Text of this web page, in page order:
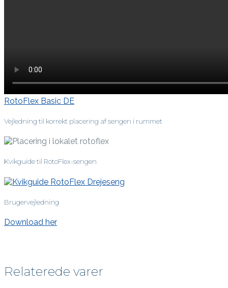
RotoFlex Basic DE
Vejledning til korrekt placering af sengen i rummet
Kvikguide til RotoFlex-sengen
Brugervejledning
Download her
Relaterede varer